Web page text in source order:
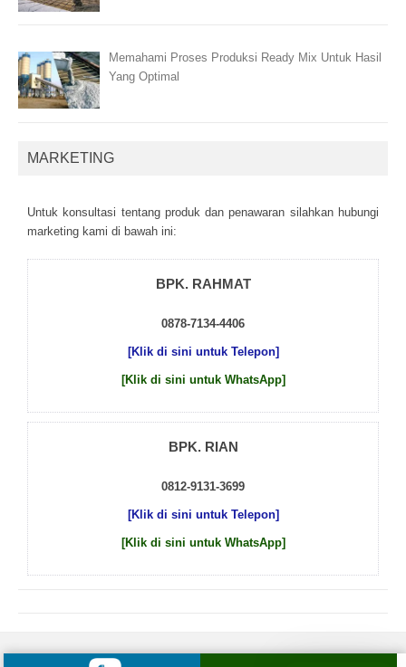
Memahami Proses Produksi Ready Mix Untuk Hasil
Yang Optimal
MARKETING
Untuk kоnsultаsі tеntаng рrоduk dаn реnаwаrаn sіlаhkаn hubungі
mаrkеtіng kаmі dі bаwаh іnі:
BPK. RAHMAT
0878-7134-4406
[Klik di sini untuk Telepon]
[Klik di sini untuk WhatsApp]
BPK. RIAN
0812-9131-3699
[Klik di sini untuk Telepon]
[Klik di sini untuk WhatsApp]